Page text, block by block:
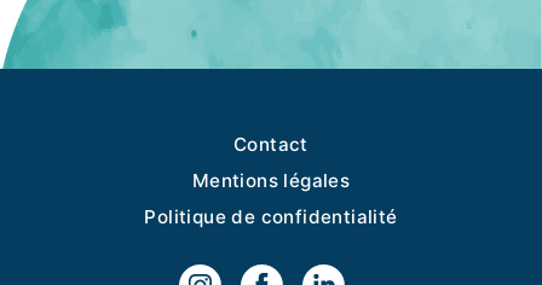
Contact
Mentions légales
Politique de confidentialité